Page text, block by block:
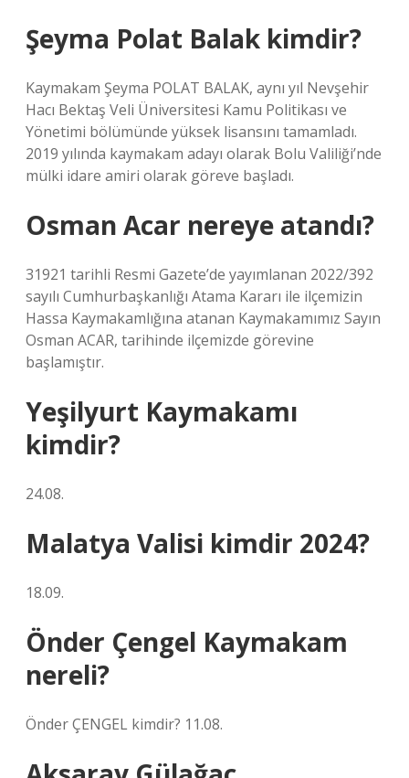
Şeyma Polat Balak kimdir?
Kaymakam Şeyma POLAT BALAK, aynı yıl Nevşehir
Hacı Bektaş Veli Üniversitesi Kamu Politikası ve
Yönetimi bölümünde yüksek lisansını tamamladı.
2019 yılında kaymakam adayı olarak Bolu Valiliği’nde
mülki idare amiri olarak göreve başladı.
Osman Acar nereye atandı?
31921 tarihli Resmi Gazete’de yayımlanan 2022/392
sayılı Cumhurbaşkanlığı Atama Kararı ile ilçemizin
Hassa Kaymakamlığına atanan Kaymakamımız Sayın
Osman ACAR, tarihinde ilçemizde görevine
başlamıştır.
Yeşilyurt Kaymakamı
kimdir?
24.08.
Malatya Valisi kimdir 2024?
18.09.
Önder Çengel Kaymakam
nereli?
Önder ÇENGEL kimdir? 11.08.